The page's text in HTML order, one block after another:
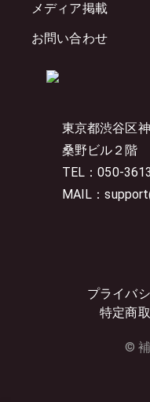
東京都渋谷区
桑野ビル２階
TEL：050-
MAIL：
プライバ
特定商
©
メディア掲載
お問い合わせ